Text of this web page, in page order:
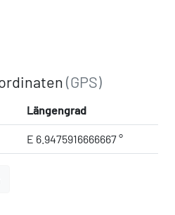
(GPS)
Längengrad
E 6.9475916666667 °